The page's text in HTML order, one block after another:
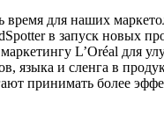
для наших
в запуск новых
L’Oréal для
языка и сленга в
принимать более